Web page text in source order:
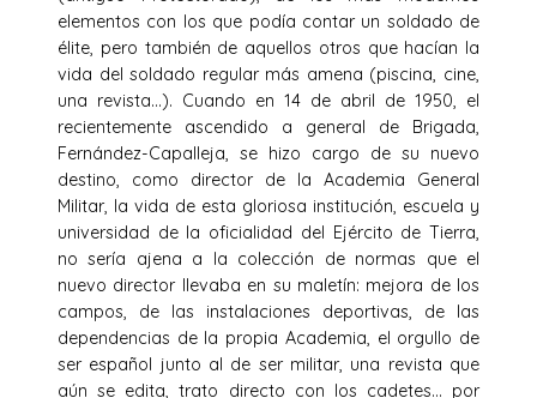
elementos con los que podía contar un soldado de
élite, pero también de aquellos otros que hacían la
vida del soldado regular más amena (piscina, cine,
una revista…). Cuando en 14 de abril de 1950, el
recientemente ascendido a general de Brigada,
Fernández-Capalleja, se hizo cargo de su nuevo
destino, como director de la Academia General
Militar, la vida de esta gloriosa institución, escuela y
universidad de la oficialidad del Ejército de Tierra,
no sería ajena a la colección de normas que el
nuevo director llevaba en su maletín: mejora de los
campos, de las instalaciones deportivas, de las
dependencias de la propia Academia, el orgullo de
ser español junto al de ser militar, una revista que
aún se edita, trato directo con los cadetes… por